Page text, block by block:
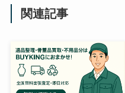
関連記事